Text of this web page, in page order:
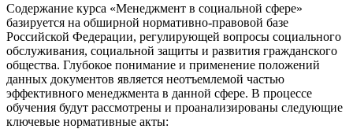
Содержание курса «Менеджмент в социальной сфере»
базируется на обширной нормативно-правовой базе
Российской Федерации, регулирующей вопросы социального
обслуживания, социальной защиты и развития гражданского
общества. Глубокое понимание и применение положений
данных документов является неотъемлемой частью
эффективного менеджмента в данной сфере. В процессе
обучения будут рассмотрены и проанализированы следующие
ключевые нормативные акты: